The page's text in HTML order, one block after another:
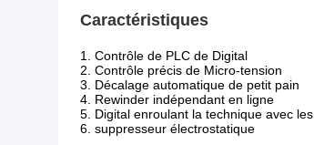
Caractéristiques
1. Contrôle de PLC de Digital
2. Contrôle précis de Micro-tension
3. Décalage automatique de petit pain
4. Rewinder indépendant en ligne
5. Digital enroulant la technique avec
6. suppresseur électrostatique